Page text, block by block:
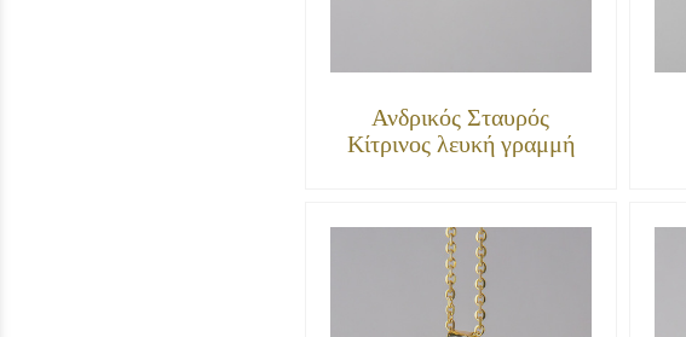
Ανδρικός Σταυρός
Κίτρινος λευκή γραμμή